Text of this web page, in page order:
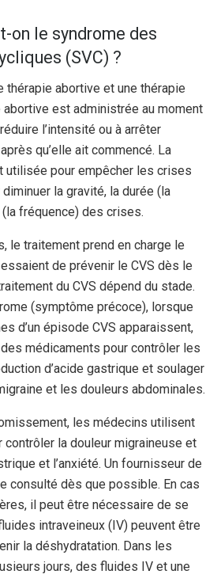
on le syndrome des
(SVC) ?
thérapie abortive et une thérapie
est administrée au moment
l’intensité ou à arrêter
qu’elle ait commencé. La
utilisée pour empêcher les crises
la gravité, la durée (la
fréquence) des crises.
le traitement prend en charge le
de prévenir le CVS dès le
du CVS dépend du stade.
(symptôme précoce), lorsque
d’un épisode CVS apparaissent,
médicaments pour contrôler les
d’acide gastrique et soulager
et les douleurs abdominales.
les médecins utilisent
la douleur migraineuse et
et l’anxiété. Un fournisseur de
consulté dès que possible. En cas
il peut être nécessaire de se
intraveineux (IV) peuvent être
la déshydratation. Dans les
jours, des fluides IV et une